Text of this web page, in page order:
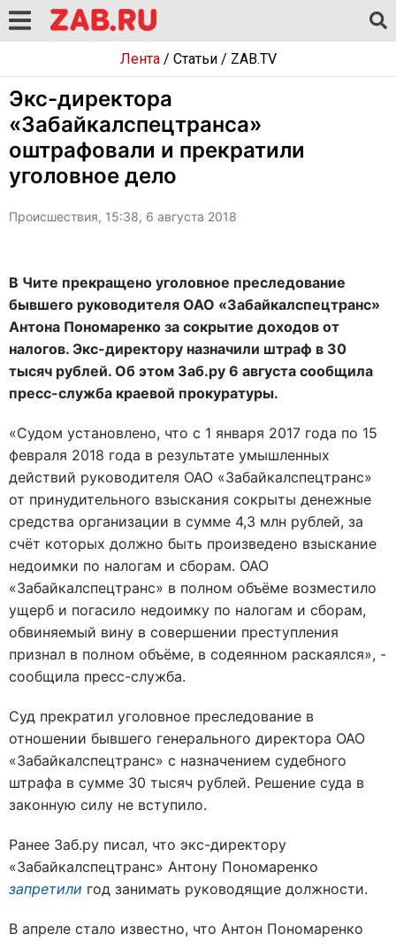
Лента/ Статьи/ ZAB.TV
Экс-директора
«Забайкалспецтранса»
оштрафовали и прекратили
уголовное дело
Происшествия, 15:38, 6 августа 2018
В Чите прекращено уголовное преследование
бывшего руководителя ОАО «Забайкалспецтранс»
Антона Пономаренко за сокрытие доходов от
налогов. Экс-директору назначили штраф в 30
тысяч рублей. Об этом Заб.ру 6 августа сообщила
пресс-служба краевой прокуратуры.
«Судом установлено, что с 1 января 2017 года по 15
февраля 2018 года в результате умышленных
действий руководителя ОАО «Забайкалспецтранс»
от принудительного взыскания сокрыты денежные
средства организации в сумме 4,3 млн рублей, за
счёт которых должно быть произведено взыскание
недоимки по налогам и сборам. ОАО
«Забайкалспецтранс» в полном объёме возместило
ущерб и погасило недоимку по налогам и сборам,
обвиняемый вину в совершении преступления
признал в полном объёме, в содеянном раскаялся», -
сообщила пресс-служба.
Суд прекратил уголовное преследование в
отношении бывшего генерального директора ОАО
«Забайкалспецтранс» с назначением судебного
штрафа в сумме 30 тысяч рублей. Решение суда в
законную силу не вступило.
Ранее Заб.ру писал, что экс-директору
«Забайкалспецтранс» Антону Пономаренко
запретили год занимать руководящие должности.
В апреле стало известно, что Антон Пономаренко